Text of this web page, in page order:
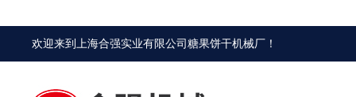
欢迎来到 上海合强实业有限公司糖果饼干机械厂 ！